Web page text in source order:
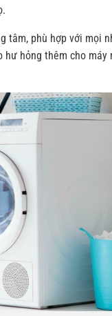
phù hợp với mọi
hỏng thêm cho máy